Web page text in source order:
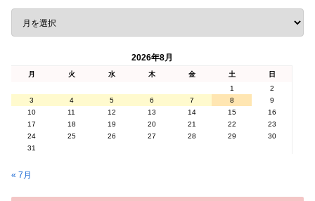
2026年8月
月 火 水 木 金 土
日
1
2
3
4 5 6 7 8
9
10
11 12 13 14 15
16
17
18 19 20 21 22
23
24
25 26 27 28 29
30
31
« 7月